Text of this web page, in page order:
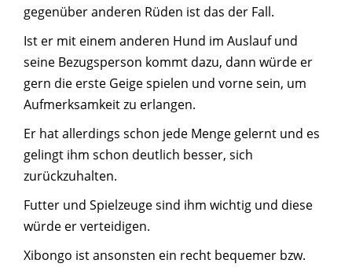
gegenüber anderen Rüden ist das der Fall.
Ist er mit einem anderen Hund im Auslauf und
seine Bezugsperson kommt dazu, dann würde er
gern die erste Geige spielen und vorne sein, um
Aufmerksamkeit zu erlangen.
Er hat allerdings schon jede Menge gelernt und es
gelingt ihm schon deutlich besser, sich
zurückzuhalten.
Futter und Spielzeuge sind ihm wichtig und diese
würde er verteidigen.
Xibongo ist ansonsten ein recht bequemer bzw.